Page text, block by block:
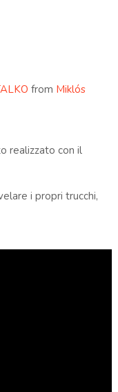
from Miklós
realizzato con il
i propri trucchi,